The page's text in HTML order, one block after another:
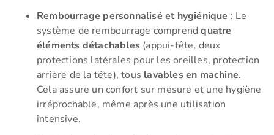
Rembourrage personnalisé et hygiénique : Le
système de rembourrage comprendquatre
éléments détachables (appui-tête, deux
protections latérales pour les oreilles, protection
arrière de la tête), tous lavables en machine.
Cela assure un confort sur mesure et une hygiène
irréprochable, même après une utilisation
intensive.